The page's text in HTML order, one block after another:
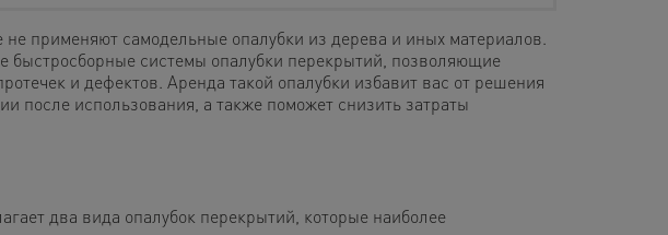
применяют самодельные опалубки из дерева и иных материалов.
быстросборные системы опалубки перекрытий, позволяющие
и дефектов. Аренда такой опалубки избавит вас от решения
после использования, а также поможет снизить затраты
два вида опалубок перекрытий, которые наиболее